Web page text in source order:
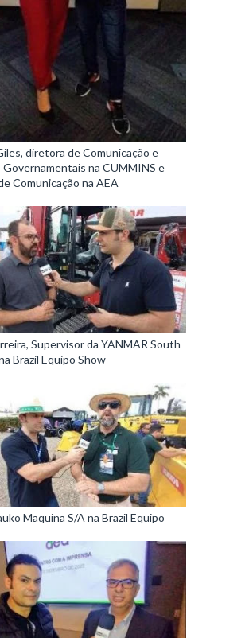
diretora de Comunicação e
Governamentais na CUMMINS e
Comunicação na AEA
Supervisor da YANMAR South
Brazil Equipo Show
Maquina S/A na Brazil Equipo